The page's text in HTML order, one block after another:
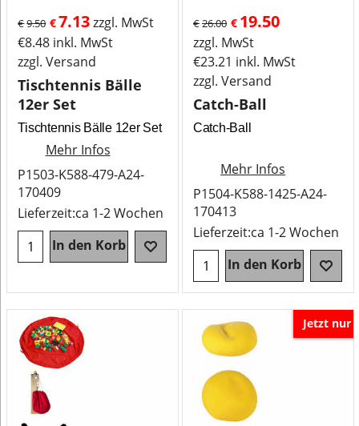
€9.50 €7.13zzgl. MwSt
€8.48 inkl. MwSt
zzgl. Versand
Tischtennis Bälle
12er Set
Tischtennis Bälle 12er Set
Mehr Infos
P1503-K588-479-A24-
170409
Lieferzeit:ca 1-2 Wochen
In den Korb
€26.00 € 19.50
zzgl. MwSt
€23.21 inkl. MwSt
zzgl. Versand
Catch-Ball
Catch-Ball
Mehr Infos
P1504-K588-1425-A24-
170413
Lieferzeit:ca 1-2 Wochen
In den Korb
Jetzt nur